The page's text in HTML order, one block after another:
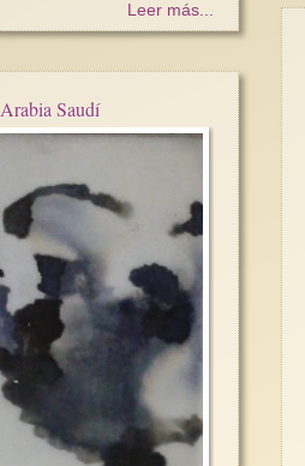
Leer más...
Saudí